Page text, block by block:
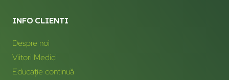
INFO CLIENTI
Despre noi
Viitori Medici
Educație continuă